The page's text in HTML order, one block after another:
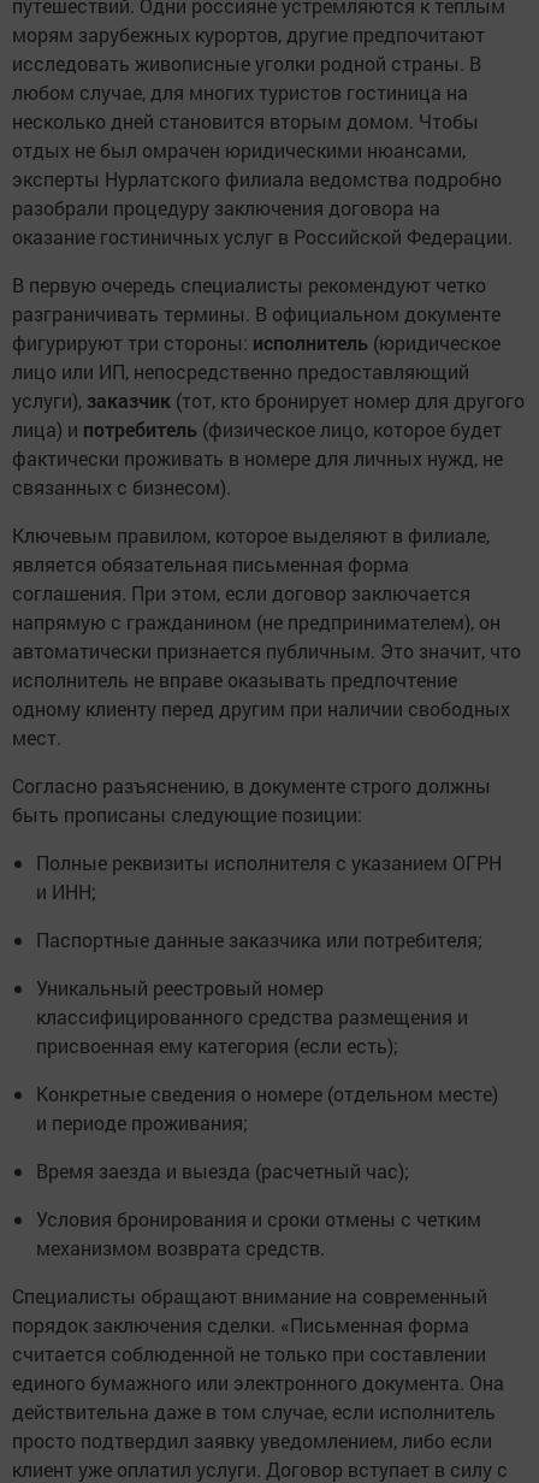
морям зарубежных курортов, другие предпочитают
исследовать живописные уголки родной страны. В
любом случае, для многих туристов гостиница на
несколько дней становится вторым домом. Чтобы
отдых не был омрачен юридическими нюансами,
эксперты Нурлатского филиала ведомства подробно
разобрали процедуру заключения договора на
оказание гостиничных услуг в Российской Федерации.
В первую очередь специалисты рекомендуют четко
разграничивать термины. В официальном документе
фигурируют три стороны: исполнитель (юридическое
лицо или ИП, непосредственно предоставляющий
услуги), заказчик (тот, кто бронирует номер для другого
лица) и потребитель (физическое лицо, которое будет
фактически проживать в номере для личных нужд, не
связанных с бизнесом).
Ключевым правилом, которое выделяют в филиале,
является обязательная письменная форма
соглашения. При этом, если договор заключается
напрямую с гражданином (не предпринимателем), он
автоматически признается публичным. Это значит, что
исполнитель не вправе оказывать предпочтение
одному клиенту перед другим при наличии свободных
мест.
Согласно разъяснению, в документе строго должны
быть прописаны следующие позиции:
Полные реквизиты исполнителя с указанием ОГРН
и ИНН;
Паспортные данные заказчика или потребителя;
Уникальный реестровый номер
классифицированного средства размещения и
присвоенная ему категория (если есть);
Конкретные сведения о номере (отдельном месте)
и периоде проживания;
Время заезда и выезда (расчетный час);
Условия бронирования и сроки отмены с четким
механизмом возврата средств.
Специалисты обращают внимание на современный
порядок заключения сделки. «Письменная форма
считается соблюденной не только при составлении
единого бумажного или электронного документа. Она
действительна даже в том случае, если исполнитель
просто подтвердил заявку уведомлением, либо если
клиент уже оплатил услуги. Договор вступает в силу с